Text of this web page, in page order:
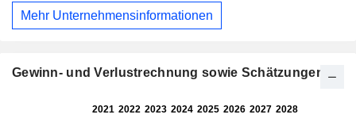
und dem Handel mit Futtermitteln für die Aquakultur,
Tierarzneimitteln und Düngemitteln tätig.
Mehr Unternehmensinformationen
Gewinn- und Verlustrechnung sowie Schätzungen